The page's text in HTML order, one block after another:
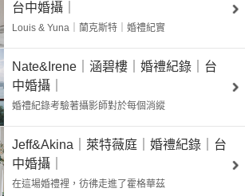
台中婚攝｜
Louis & Yuna｜蘭克斯特｜婚禮紀實
Nate&Irene｜涵碧樓｜婚禮紀錄｜台
中婚攝｜
婚禮紀錄考驗著攝影師對於每個消縱
Jeff&Akina｜萊特薇庭｜婚禮紀錄｜台
中婚攝｜
在這場婚禮裡，彷彿走進了霍格華茲